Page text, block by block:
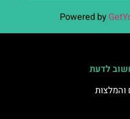
Powered by
לדעת
והמלצות